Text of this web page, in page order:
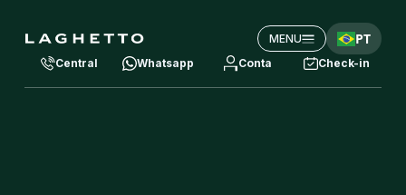
MENU PT
Central Whatsapp Conta Check-in